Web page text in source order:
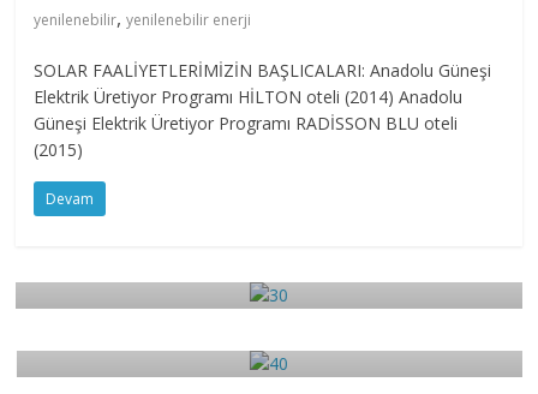
yenilenebilir,yenilenebilir enerji
SOLAR FAALİYETLERİMİZİN BAŞLICALARI: Anadolu Güneşi
Elektrik Üretiyor Programı HİLTON oteli (2014) Anadolu
Güneşi Elektrik Üretiyor Programı RADİSSON BLU oteli
(2015)
Devam
3
40